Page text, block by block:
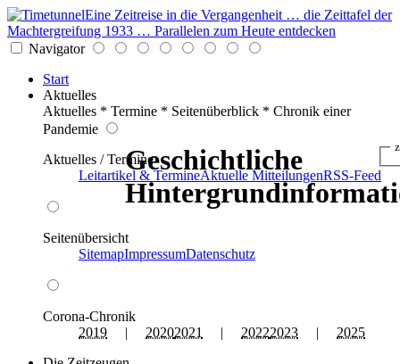
Eine Zeitreise in die Vergangenheit … die Zeittafel der
Machtergreifung 1933 … Parallelen zum Heute entdecken
Navigator
Start
Aktuelles
Aktuelles * Termine * Seitenüberblick * Chronik einer
Pandemie
Aktuelles / Termine
Leitartikel & TermineAktuelle MitteilungenRSS-Feed
Seitenübersicht
SitemapImpressumDatenschutz
Corona-Chronik
2019 | 20202021 | 20222023 | 2025
Geschichtliche